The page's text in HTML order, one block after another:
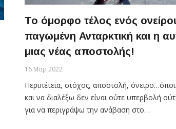
Το όμορφο τέλος ενός
παγωμένη Ανταρκτική και η
μιας νέας αποστολής!
16 Μαρ 2022
Περιπέτεια, στόχος, αποστολή,
και να διαλέξω δεν είναι ούτε υπερβολή
για να περιγράψω την ανάβαση στο…